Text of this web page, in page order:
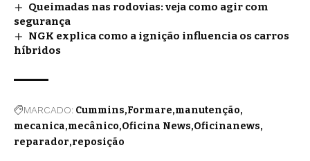
Queimadas nas rodovias: veja como agir com
segurança
NGK explica como a ignição influencia os carros
híbridos
MARCADO: Cummins Formare manutenção
mecanica mecânico Oficina News Oficinanews
reparador reposição